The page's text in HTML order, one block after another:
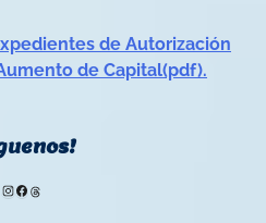
de Autorización
de Capital(pdf).
Instagram
Facebook
Threads